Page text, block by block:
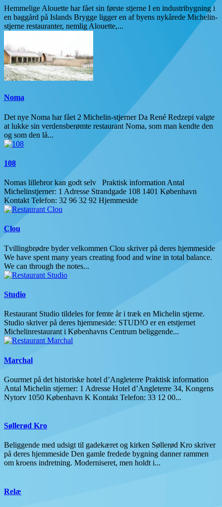
Hemmelige Alouette har fået sin første stjerne I en industribygning i
en baggård på Islands Brygge ligger en af byens nykårede Michelin-
stjerne restauranter, nemlig Alouette,...
Noma
Det nye Noma har fået 2 Michelin-stjerner Da René Redzepi valgte
at lukke sin verdensberømte restaurant Noma, som man kendte den
og som den lå...
108
Nomas lillebror kan godt selv Praktisk information Antal
Michelinstjerner: 1 Adresse Strandgade 108 1401 København
Kontakt Telefon: 32 96 32 92 Hjemmeside
Clou
Tvillingbrødre byder velkommen Clou skriver på deres hjemmeside
We have spent many years creating food and wine in total balance.
We can through the notes...
Studio
Restaurant Studio tildeles for femte år i træk en Michelin stjerne.
Studio skriver på deres hjemmeside: STUD!O er en etstjernet
Michelinrestaurant i Københavns Centrum beliggende...
Marchal
Gourmet på det historiske hotel d’Angleterre Praktisk information
Antal Michelin stjerner: 1 Adresse Hotel d’Angleterre 34, Kongens
Nytorv 1050 København K Kontakt Telefon: 33 12 00...
Søllerød Kro
Beliggende med udsigt til gadekæret og kirken Søllerød Kro skriver
på deres hjemmeside Den gamle fredede bygning danner rammen
om kroens indretning. Moderniseret, men holdt i...
Relæ